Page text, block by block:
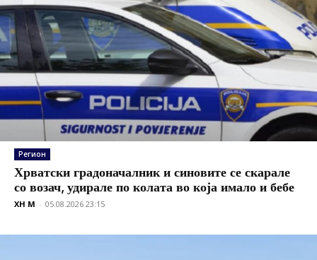
Регион
Хрватски градоначалник и синовите се скарале
со возач, удирале по колата во која имало и бебе
XH M - 05.08.2026 23:15